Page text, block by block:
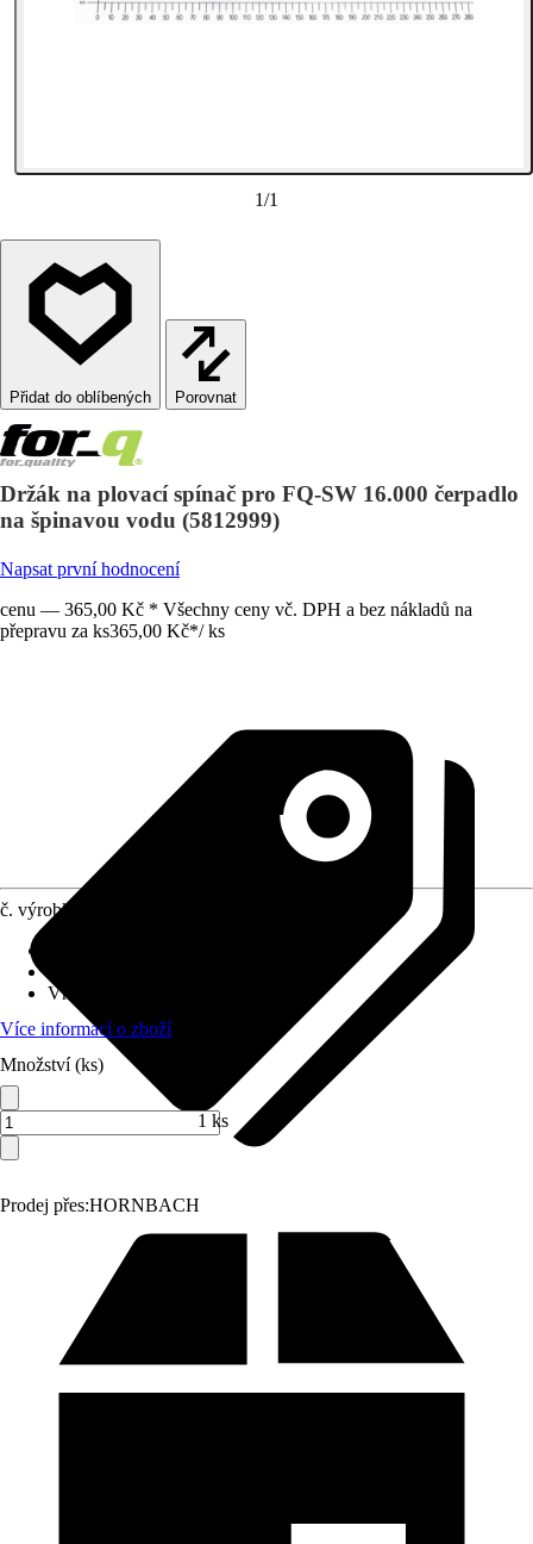
1/1
Porovnat
Držák na plovací spínač pro FQ-SW 16.000 čerpadlo
na špinavou vodu (5812999)
Napsat první hodnocení
cenu — 365,00 Kč * Všechny ceny vč. DPH a bez nákladů na
přepravu za ks365,00 Kč*/ ks
Prodej přes:HORNBACH
č. výrobku
Vhodné pro
Více informací o zboží
Množství (ks)
1 ks